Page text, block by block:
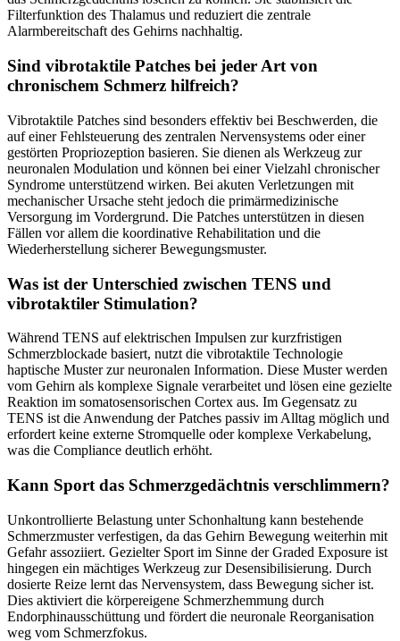
Filterfunktion des Thalamus und reduziert die zentrale
Alarmbereitschaft des Gehirns nachhaltig.
Sind vibrotaktile Patches bei jeder Art von
chronischem Schmerz hilfreich?
Vibrotaktile Patches sind besonders effektiv bei Beschwerden, die
auf einer Fehlsteuerung des zentralen Nervensystems oder einer
gestörten Propriozeption basieren. Sie dienen als Werkzeug zur
neuronalen Modulation und können bei einer Vielzahl chronischer
Syndrome unterstützend wirken. Bei akuten Verletzungen mit
mechanischer Ursache steht jedoch die primärmedizinische
Versorgung im Vordergrund. Die Patches unterstützen in diesen
Fällen vor allem die koordinative Rehabilitation und die
Wiederherstellung sicherer Bewegungsmuster.
Was ist der Unterschied zwischen TENS und
vibrotaktiler Stimulation?
Während TENS auf elektrischen Impulsen zur kurzfristigen
Schmerzblockade basiert, nutzt die vibrotaktile Technologie
haptische Muster zur neuronalen Information. Diese Muster werden
vom Gehirn als komplexe Signale verarbeitet und lösen eine gezielte
Reaktion im somatosensorischen Cortex aus. Im Gegensatz zu
TENS ist die Anwendung der Patches passiv im Alltag möglich und
erfordert keine externe Stromquelle oder komplexe Verkabelung,
was die Compliance deutlich erhöht.
Kann Sport das Schmerzgedächtnis verschlimmern?
Unkontrollierte Belastung unter Schonhaltung kann bestehende
Schmerzmuster verfestigen, da das Gehirn Bewegung weiterhin mit
Gefahr assoziiert. Gezielter Sport im Sinne der Graded Exposure ist
hingegen ein mächtiges Werkzeug zur Desensibilisierung. Durch
dosierte Reize lernt das Nervensystem, dass Bewegung sicher ist.
Dies aktiviert die körpereigene Schmerzhemmung durch
Endorphinausschüttung und fördert die neuronale Reorganisation
weg vom Schmerzfokus.